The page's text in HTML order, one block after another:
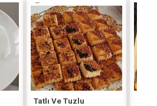
Tatlı Ve Tuzlu